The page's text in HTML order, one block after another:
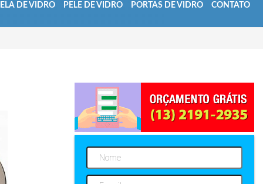
DE VIDRO PELE DE VIDRO PORTAS DE VIDRO CONTATO